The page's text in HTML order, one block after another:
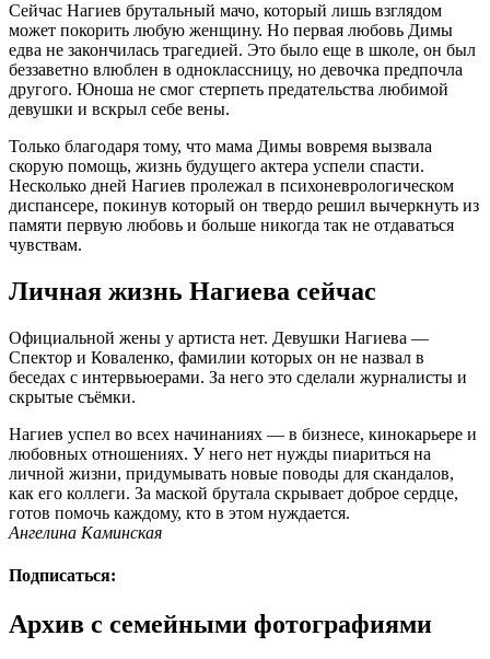
Сейчас Нагиев брутальный мачо, который лишь взглядом
может покорить любую женщину. Но первая любовь Димы
едва не закончилась трагедией. Это было еще в школе, он был
беззаветно влюблен в одноклассницу, но девочка предпочла
другого. Юноша не смог стерпеть предательства любимой
девушки и вскрыл себе вены.
Только благодаря тому, что мама Димы вовремя вызвала
скорую помощь, жизнь будущего актера успели спасти.
Несколько дней Нагиев пролежал в психоневрологическом
диспансере, покинув который он твердо решил вычеркнуть из
памяти первую любовь и больше никогда так не отдаваться
чувствам.
Личная жизнь Нагиева сейчас
Официальной жены у артиста нет. Девушки Нагиева —
Спектор и Коваленко, фамилии которых он не назвал в
беседах с интервьюерами. За него это сделали журналисты и
скрытые съёмки.
Нагиев успел во всех начинаниях — в бизнесе, кинокарьере и
любовных отношениях. У него нет нужды пиариться на
личной жизни, придумывать новые поводы для скандалов,
как его коллеги. За маской брутала скрывает доброе сердце,
готов помочь каждому, кто в этом нуждается.
Ангелина Каминская
Подписаться:
Архив с семейными фотографиями